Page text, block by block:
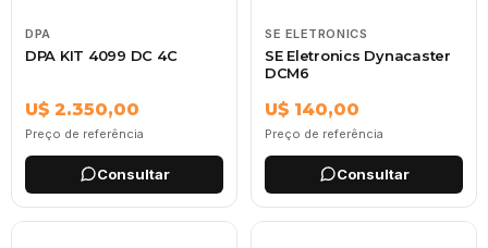
DPA
DPA KIT 4099 DC 4C
U$ 2.350,00
Preço de referência
Consultar
SE ELETRONICS
SE Eletronics Dynacaster
DCM6
U$ 140,00
Preço de referência
Consultar